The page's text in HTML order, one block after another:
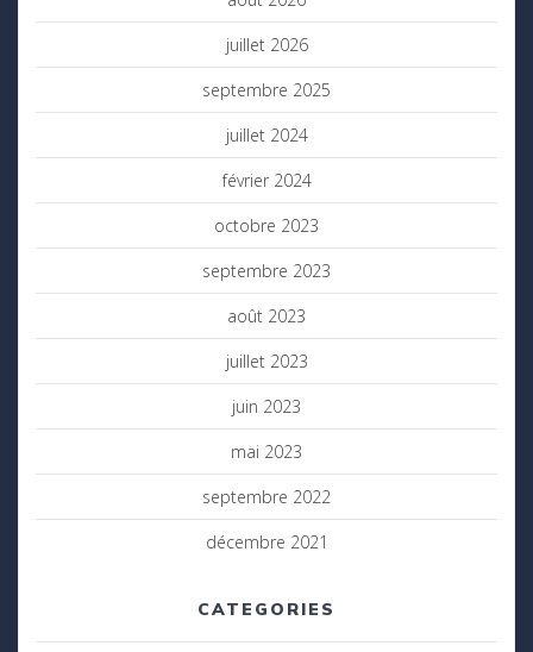
juillet 2026
septembre 2025
juillet 2024
février 2024
octobre 2023
septembre 2023
août 2023
juillet 2023
juin 2023
mai 2023
septembre 2022
décembre 2021
CATEGORIES